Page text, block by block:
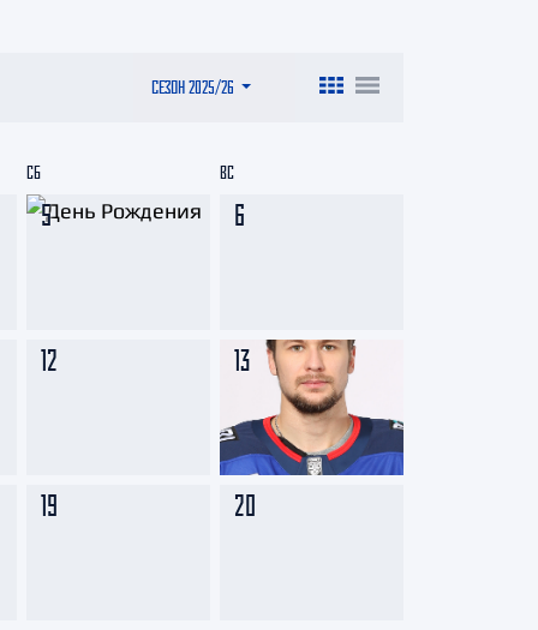
СЕЗОН 2025/26
5 6
12 13
19 20
СБ ВС